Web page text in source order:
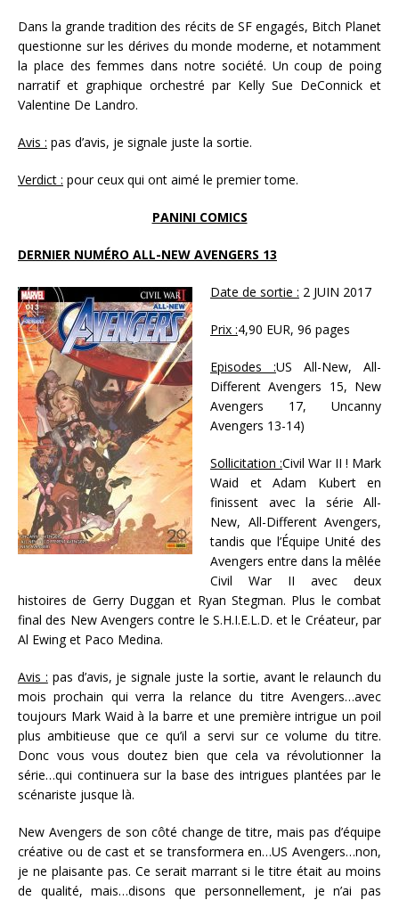
Dans la grande tradition des récits de SF engagés, Bitch Planet
questionne sur les dérives du monde moderne, et notamment
la place des femmes dans notre société. Un coup de poing
narratif et graphique orchestré par Kelly Sue DeConnick et
Valentine De Landro.
Avis : pas d’avis, je signale juste la sortie.
Verdict : pour ceux qui ont aimé le premier tome.
PANINI COMICS
DERNIER NUMÉRO ALL-NEW AVENGERS 13
Date de sortie : 2 JUIN 2017
Prix :4,90 EUR, 96 pages
Episodes :US All-New, All-
Different Avengers 15, New
Avengers 17, Uncanny
Avengers 13-14)
Sollicitation :Civil War II ! Mark
Waid et Adam Kubert en
finissent avec la série All-
New, All-Different Avengers,
tandis que l’Équipe Unité des
Avengers entre dans la mêlée
Civil War II avec deux
histoires de Gerry Duggan et Ryan Stegman. Plus le combat
final des New Avengers contre le S.H.I.E.L.D. et le Créateur, par
Al Ewing et Paco Medina.
Avis : pas d’avis, je signale juste la sortie, avant le relaunch du
mois prochain qui verra la relance du titre Avengers…avec
toujours Mark Waid à la barre et une première intrigue un poil
plus ambitieuse que ce qu’il a servi sur ce volume du titre.
Donc vous vous doutez bien que cela va révolutionner la
série…qui continuera sur la base des intrigues plantées par le
scénariste jusque là.
New Avengers de son côté change de titre, mais pas d’équipe
créative ou de cast et se transformera en…US Avengers…non,
je ne plaisante pas. Ce serait marrant si le titre était au moins
de qualité, mais…disons que personnellement, je n’ai pas